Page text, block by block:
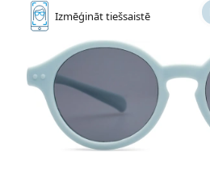
Izmēģināttiešsaistē